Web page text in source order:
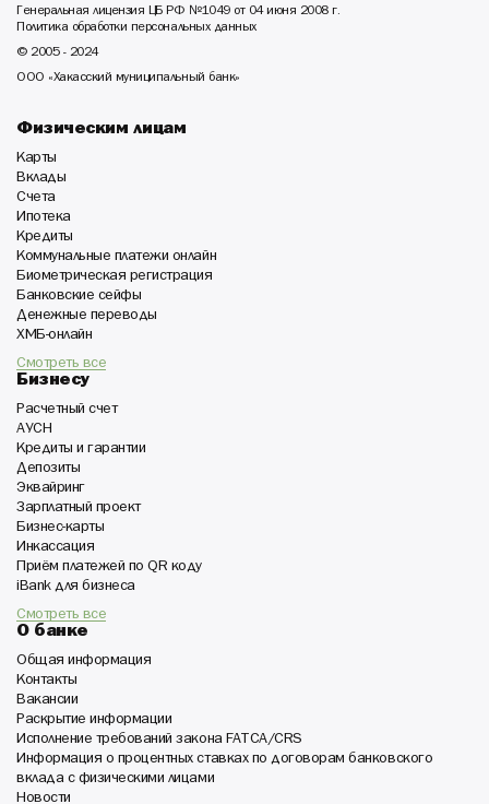
Физическим лицам
Карты
Вклады
Счета
Ипотека
Кредиты
Коммунальные платежи онлайн
Биометрическая регистрация
Банковские сейфы
Денежные переводы
ХМБ-онлайн
Смотреть все
Бизнесу
Расчетный счет
АУСН
Кредиты и гарантии
Депозиты
Эквайринг
Зарплатный проект
Бизнес-карты
Инкассация
Приём платежей по QR коду
iBank для бизнеса
Смотреть все
О банке
Общая информация
Контакты
Вакансии
Раскрытие информации
Исполнение требований закона FATCA/CRS
Информация о процентных ставках по договорам банковского
вклада с физическими лицами
Новости
Генеральная лицензия ЦБ РФ №1049 от 04 июня 2008 г.
Политика обработки персональных данных
© 2005 - 2024
ООО «Хакасский муниципальный банк»